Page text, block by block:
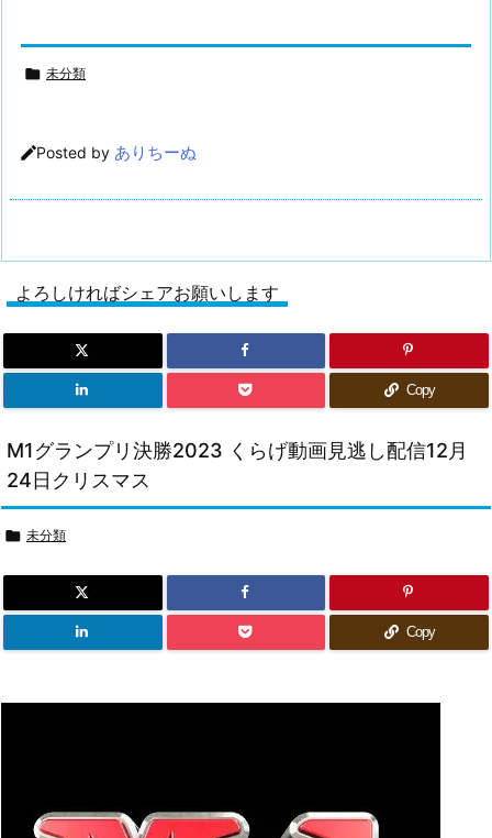
 未分類
Posted by ありちーぬ
よろしければシェアお願いします
Copy
M1グランプリ決勝2023 くらげ動画見逃し配信12月
24日クリスマス
 未分類
Copy